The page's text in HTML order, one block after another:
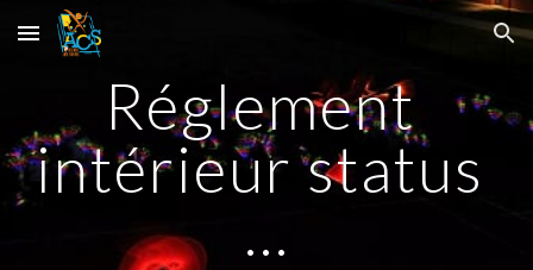
Skip to main content Skip to navigation
Réglement
intérieur status
...